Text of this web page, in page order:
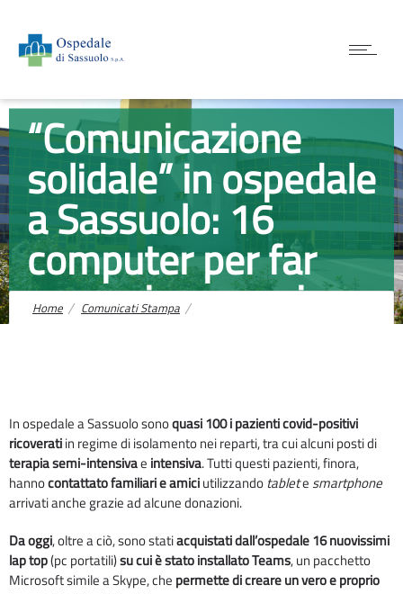
“Comunicazione
solidale” in ospedale
a Sassuolo: 16
computer per far
comunicare pazien...
Home
Comunicati Stampa
In ospedale a Sassuolo sonoquasi 100 i pazienti covid-positivi
ricoveratiin regime di isolamento nei reparti, tra cui alcuni posti di
terapiasemi-intensivae intensiva. Tutti questi pazienti, finora,
hannocontattato familiari e amiciutilizzando tablete smartphone
arrivati anche grazie ad alcune donazioni.
Da oggi, oltre a ciò, sono statiacquistati dall’ospedale16 nuovissimi
lap top(pc portatili)su cui è stato installato Teams, un pacchetto
Microsoft simile a Skype, che permette di creare un vero e proprio